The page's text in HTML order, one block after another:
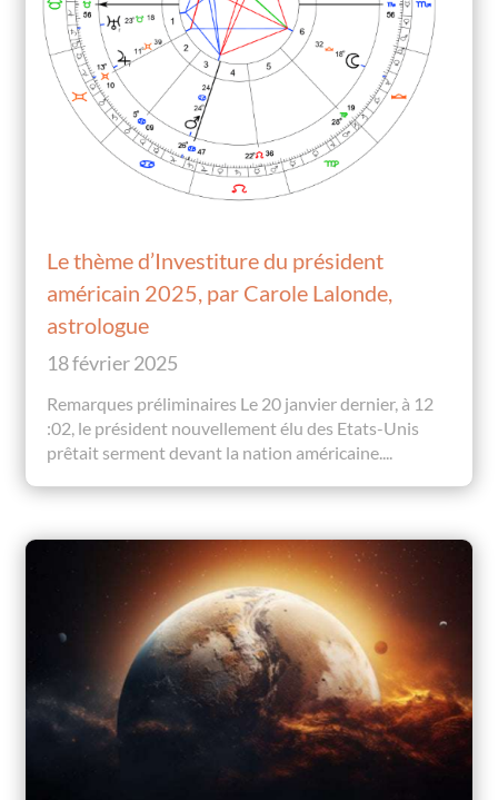
Le thème d’Investiture du président
américain 2025, par Carole Lalonde,
astrologue
18 février 2025
Remarques préliminaires Le 20 janvier dernier, à 12
:02, le président nouvellement élu des Etats-Unis
prêtait serment devant la nation américaine....